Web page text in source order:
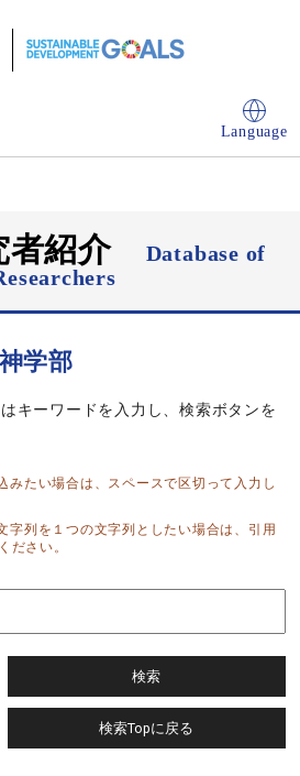
Language
者紹介
Database of
学部
キーワードを入力し、検索ボタンを
みたい場合は、スペースで区切って入力し
字列を１つの文字列としたい場合は、引用
ださい。